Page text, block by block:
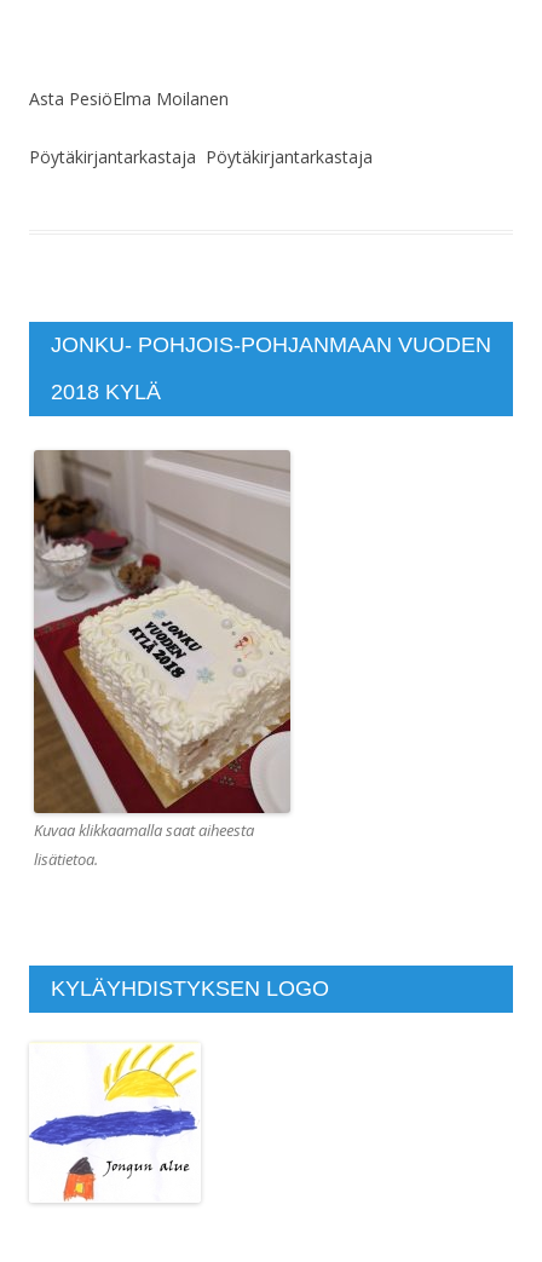
Asta PesiöElma Moilanen
Pöytäkirjantarkastaja Pöytäkirjantarkastaja
JONKU- POHJOIS-POHJANMAAN VUODEN
2018 KYLÄ
Kuvaa klikkaamalla saat aiheesta
lisätietoa.
KYLÄYHDISTYKSEN LOGO